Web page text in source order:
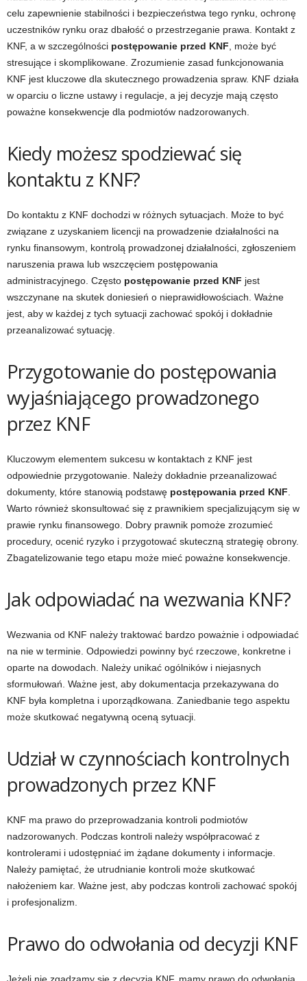
celu zapewnienie stabilności i bezpieczeństwa tego rynku, ochronę
uczestników rynku oraz dbałość o przestrzeganie prawa. Kontakt z
KNF, a w szczególności postępowanie przed KNF , może być
stresujące i skomplikowane. Zrozumienie zasad funkcjonowania
KNF jest kluczowe dla skutecznego prowadzenia spraw. KNF działa
w oparciu o liczne ustawy i regulacje, a jej decyzje mają często
poważne konsekwencje dla podmiotów nadzorowanych.
Kiedy możesz spodziewać się
kontaktu z KNF?
Do kontaktu z KNF dochodzi w różnych sytuacjach. Może to być
związane z uzyskaniem licencji na prowadzenie działalności na
rynku finansowym, kontrolą prowadzonej działalności, zgłoszeniem
naruszenia prawa lub wszczęciem postępowania
administracyjnego. Często postępowanie przed KNF jest
wszczynane na skutek doniesień o nieprawidłowościach. Ważne
jest, aby w każdej z tych sytuacji zachować spokój i dokładnie
przeanalizować sytuację.
Przygotowanie do postępowania
wyjaśniającego prowadzonego
przez KNF
Kluczowym elementem sukcesu w kontaktach z KNF jest
odpowiednie przygotowanie. Należy dokładnie przeanalizować
dokumenty, które stanowią podstawę postępowania przed KNF
Warto również skonsultować się z prawnikiem specjalizującym się w
prawie rynku finansowego. Dobry prawnik pomoże zrozumieć
procedury, ocenić ryzyko i przygotować skuteczną strategię obrony.
Zbagatelizowanie tego etapu może mieć poważne konsekwencje.
Jak odpowiadać na wezwania KNF?
Wezwania od KNF należy traktować bardzo poważnie i odpowiadać
na nie w terminie. Odpowiedzi powinny być rzeczowe, konkretne i
oparte na dowodach. Należy unikać ogólników i niejasnych
sformułowań. Ważne jest, aby dokumentacja przekazywana do
KNF była kompletna i uporządkowana. Zaniedbanie tego aspektu
może skutkować negatywną oceną sytuacji.
Udział w czynnościach kontrolnych
prowadzonych przez KNF
KNF ma prawo do przeprowadzania kontroli podmiotów
nadzorowanych. Podczas kontroli należy współpracować z
kontrolerami i udostępniać im żądane dokumenty i informacje.
Należy pamiętać, że utrudnianie kontroli może skutkować
nałożeniem kar. Ważne jest, aby podczas kontroli zachować spokój
i profesjonalizm.
Prawo do odwołania od decyzji KNF